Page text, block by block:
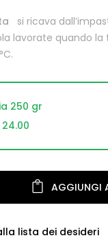
si ricava
lavorate quando
250 gr
AGGIUNGI
lista dei desideri